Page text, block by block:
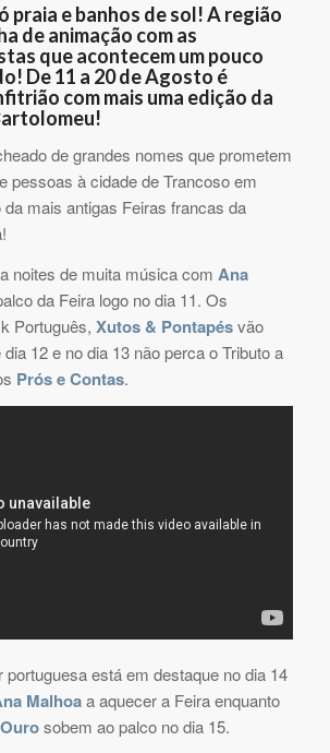
praia e banhos de sol! A região
de animação com as
que acontecem um pouco
De 11 a 20 de Agosto é
com mais uma edição da
de grandes nomes que prometem
pessoas à cidade de Trancoso em
mais antigas Feiras francas da
noites de muita música com Ana
da Feira logo no dia 11. Os
Português, Xutos & Pontapésvão
12 e no dia 13 não perca o Tributo a
Prós e Contas.
está em destaque no dia 14
Malhoaa aquecer a Feira enquanto
sobem ao palco no dia 15.